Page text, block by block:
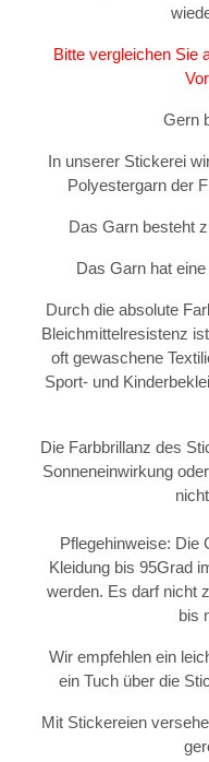
Bitte vergleichen Sie
Gern
In unserer Stickerei
Polyestergarn der
Das Garn besteht
Das Garn hat
Durch die absolute
Bleichmittelresistenz
oft gewaschene
Sport- und
Die Farbbrillanz des
Sonneneinwirkung
Pflegehinweise: Die
Kleidung bis 95Grad
werden. Es darf nicht
bis
Wir empfehlen ein
ein Tuch über die
Mit Stickereien